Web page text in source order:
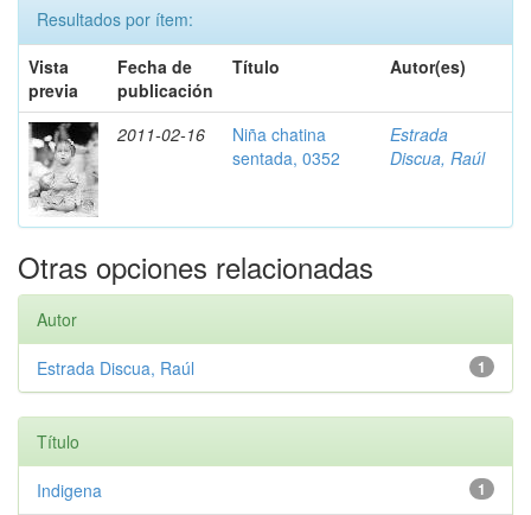
Resultados por ítem:
Vista
previa
Fecha de
publicación
Título Autor(es)
2011-02-16
Niña chatina
sentada, 0352
Estrada
Discua, Raúl
Otras opciones relacionadas
Autor
1
Estrada Discua, Raúl
Título
1
Indigena